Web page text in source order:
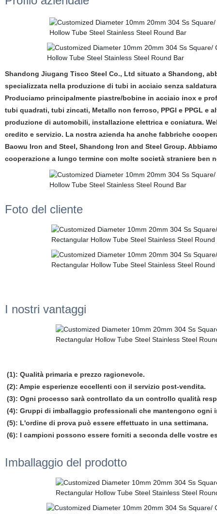
Shandong Jiugang Tisco Steel Co., Ltd situato a Shandong,
specializzata nella produzione di tubi in acciaio senza
Produciamo principalmente piastre/bobine in acciaio inox e
tubi quadrati, tubi zincati, Metallo non ferroso, PPGI e PPGL
produzione di automobili, installazione elettrica e coniatura.
credito e servizio. La nostra azienda ha anche fabbriche
Baowu lron and Steel, Shandong lron and Steel Group.
cooperazione a lungo termine con molte società straniere ben
Foto del cliente
I nostri vantaggi
(1): Qualità primaria e prezzo ragionevole.
(2): Ampie esperienze eccellenti con il servizio post-vendita.
(3): Ogni processo sarà controllato da un controllo qualità
(4): Gruppi di imballaggio professionali che mantengono ogni
(5): L'ordine di prova può essere effettuato in una settimana.
(6): I campioni possono essere forniti a seconda delle vostre
Imballaggio del prodotto